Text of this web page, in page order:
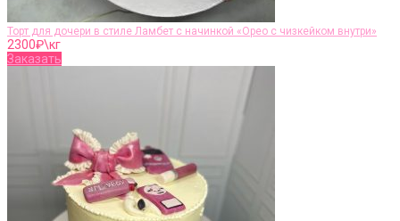
Торт для дочери в стиле Ламбет с начинкой «Орео с чизкейком внутри»
2300₽\кг
Заказать